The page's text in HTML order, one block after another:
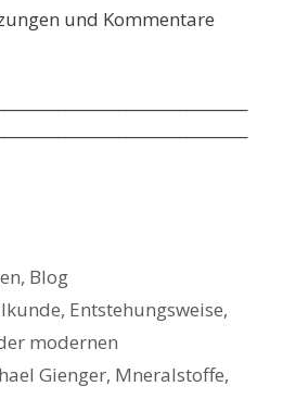
und Kommentare
, Blog
, Entstehungsweise,
modernen
Gienger, Mneralstoffe,